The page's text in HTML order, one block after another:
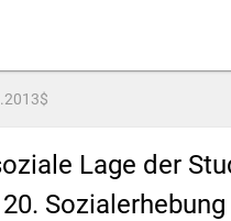
Lage der